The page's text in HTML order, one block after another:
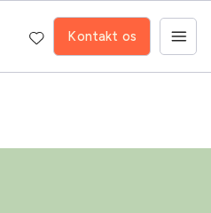
Kontakt os